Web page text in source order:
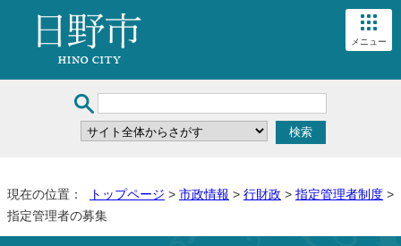
メニュー
現在の位置： トップページ > 市政情報 > 行財政 > 指定管理者制度 >
指定管理者の募集